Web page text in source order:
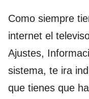
Como siempre
internet el
Ajustes,
sistema, te ira
que tienes que